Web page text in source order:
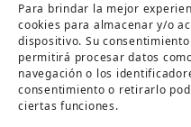
Para brindar la mejor
cookies para almacenar y/o
dispositivo. Su
permitirá procesar datos
navegación o los
consentimiento o retirarlo
ciertas funciones.
Página cofinanciada